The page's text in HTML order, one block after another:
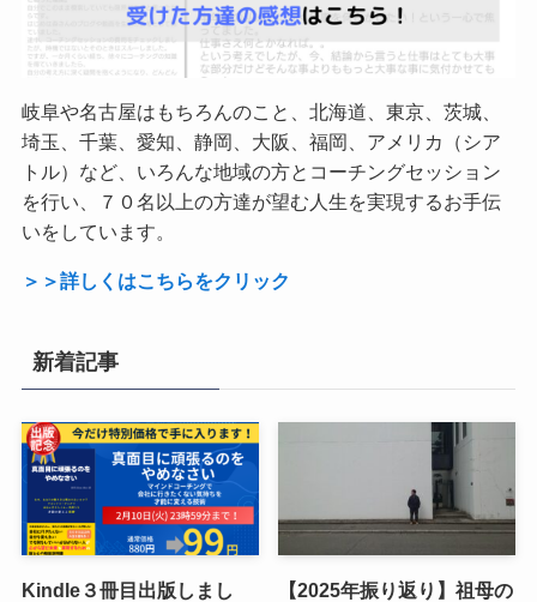
岐阜や名古屋はもちろんのこと、北海道、東京、茨城、
埼玉、千葉、愛知、静岡、大阪、福岡、アメリカ（シア
トル）など、いろんな地域の方とコーチングセッション
を行い、７０名以上の方達が望む人生を実現するお手伝
いをしています。
＞＞詳しくはこちらをクリック
新着記事
Kindle３冊目出版しまし
【2025年振り返り】祖母の